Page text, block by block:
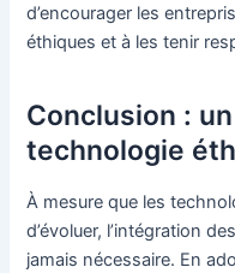
d’encourager les
éthiques et à les tenir
Conclusion :
technologie
À mesure que les
d’évoluer, l’intégration
jamais nécessaire. En